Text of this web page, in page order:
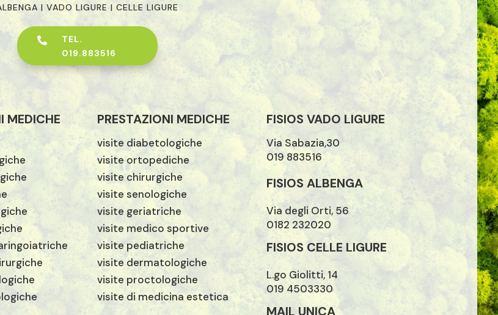
| VADO LIGURE | CELLE LIGURE

TEL.
019.883516
MEDICHE PRESTAZIONI MEDICHE
visite diabetologiche
visite ortopediche
visite chirurgiche
visite senologiche
visite geriatriche
visite medico sportive
visite pediatriche
visite dermatologiche
visite proctologiche
visite di medicina estetica
FISIOS VADO LIGURE
Via Sabazia,30
019 883516
FISIOS ALBENGA
Via degli Orti, 56
0182 232020
FISIOS CELLE LIGURE
L.go Giolitti, 14
019 4503330
MAIL UNICA